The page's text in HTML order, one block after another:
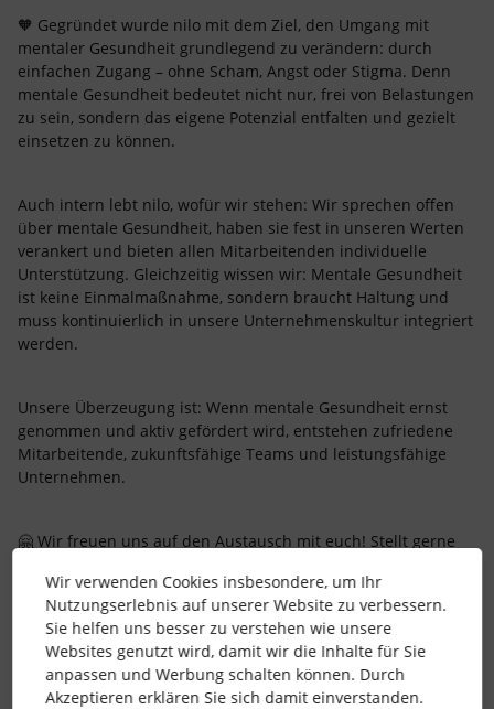
🧡 Gegründet wurde nilo mit dem Ziel, den Umgang mit
mentaler Gesundheit grundlegend zu verändern: durch
einfachen Zugang – ohne Scham, Angst oder Stigma. Denn
mentale Gesundheit bedeutet nicht nur, frei von Belastungen
zu sein, sondern das eigene Potenzial entfalten und gezielt
einsetzen zu können.
Auch intern lebt nilo, wofür wir stehen: Wir sprechen offen
über mentale Gesundheit, haben sie fest in unseren Werten
verankert und bieten allen Mitarbeitenden individuelle
Unterstützung. Gleichzeitig wissen wir: Mentale Gesundheit
ist keine Einmalmaßnahme, sondern braucht Haltung und
muss kontinuierlich in unsere Unternehmenskultur integriert
werden.
Unsere Überzeugung ist: Wenn mentale Gesundheit ernst
genommen und aktiv gefördert wird, entstehen zufriedene
Mitarbeitende, zukunftsfähige Teams und leistungsfähige
Unternehmen.
🤗 Wir freuen uns auf den Austausch mit euch! Stellt gerne
employee wellbeing mental health resilience
mentale gesundheit
Wir verwenden Cookies insbesondere, um Ihr
Nutzungserlebnis auf unserer Website zu verbessern.
Sie helfen uns besser zu verstehen wie unsere
Websites genutzt wird, damit wir die Inhalte für Sie
anpassen und Werbung schalten können. Durch
Akzeptieren erklären Sie sich damit einverstanden.